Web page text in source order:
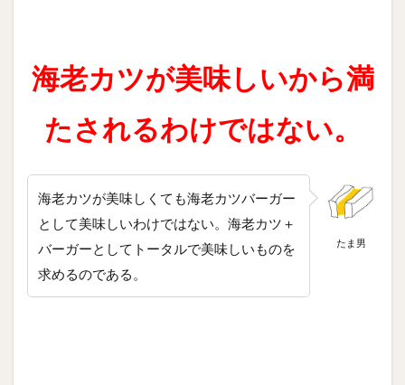
海老カツが美味しいから満
たされるわけではない。
たま男
海老カツが美味しくても海老カツバーガー
として美味しいわけではない。海老カツ＋
バーガーとしてトータルで美味しいものを
求めるのである。